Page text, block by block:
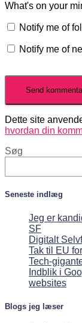
What's on your
Notify me of
Notify me of
Dette site
hvordan din
Søg
Seneste indlæg
Jeg er
SF
Digitalt
Tak til EU
Tech-
Indblik i
websites
Blogs jeg læser